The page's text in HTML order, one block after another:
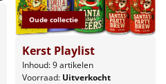
Oude collectie
Kerst Playlist
Inhoud: 9 artikelen
Voorraad: Uitverkocht